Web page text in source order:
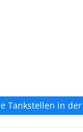
Tankstellen in